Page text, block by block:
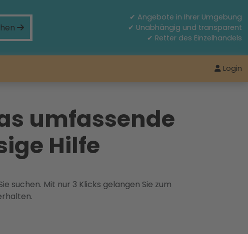
✔ Angebote in Ihrer Umgebung
✔ Unabhängig und transparent
✔ Retter des Einzelhandels
Login
umfassende
Hilfe
suchen. Mit nur 3 Klicks gelangen Sie zum